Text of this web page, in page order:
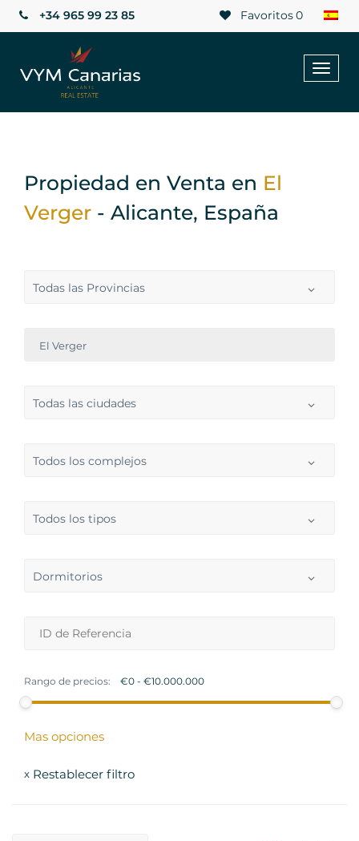
Favoritos0
+34 965 99 23 85
Propiedad en Venta en El
Verger - Alicante, España
Todas las Provincias
El Verger
Todas las ciudades
Todos los complejos
Todos los tipos
Dormitorios
Rango de precios:
Mas opciones
x Restablecer filtro